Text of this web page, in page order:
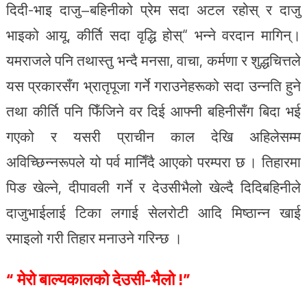
दिदी-भाइ दाजु–बहिनीको प्रेम सदा अटल रहोस् र दाजु
भाइको आयू, कीर्ति सदा वृद्धि होस्“ भन्ने वरदान मागिन्।
यमराजले पनि तथास्तु भन्दै मनसा, वाचा, कर्मणा र शुद्धचित्तले
यस प्रकारसँग भ्रातृपूजा गर्ने गराउनेहरूको सदा उन्नति हुने
तथा कीर्ति पनि फिँजिने वर दिई आफ्नी बहिनीसँग बिदा भई
गएको र यसरी प्राचीन काल देखि अहिलेसम्म
अविच्छिन्नरूपले यो पर्व मानिँदै आएको परम्परा छ । तिहारमा
पिङ खेल्ने, दीपावली गर्ने र देउसीभैलो खेल्दै दिदिबहिनीले
दाजुभाईलाई टिका लगाई सेलरोटी आदि मिष्ठान्न खाई
रमाइलो गरी तिहार मनाउने गरिन्छ ।
“ मेरो बाल्यकालकोदेउसी-भैलो !”